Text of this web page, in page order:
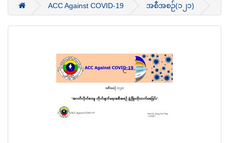
ACC Against COVID-19 အစီအစဉ်(၁၂၁)